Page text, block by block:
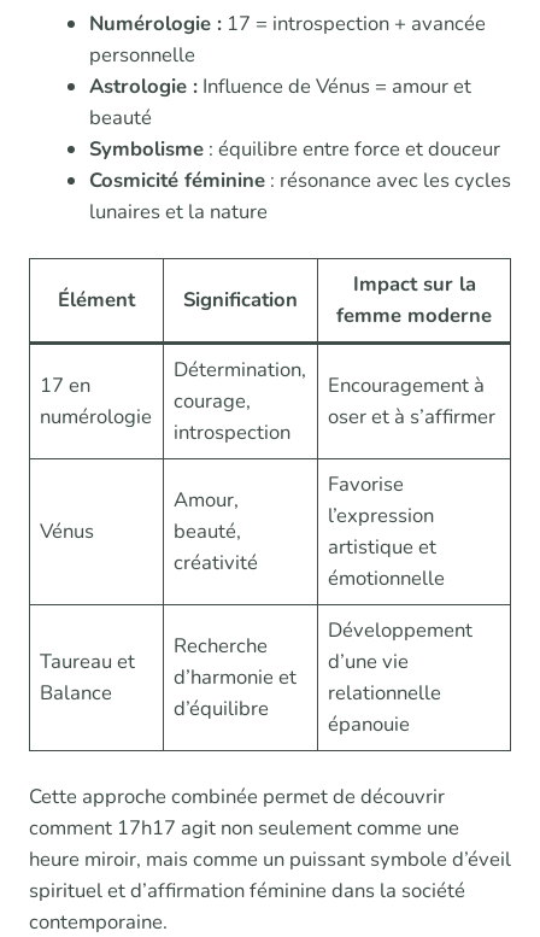
Numérologie :17 = introspection + avancée
personnelle
Astrologie :Influence de Vénus = amour et
beauté
Symbolisme: équilibre entre force et douceur
Cosmicité féminine: résonance avec les cycles
lunaires et la nature
Élément Signification
Impact sur la
femme moderne
17 en
numérologie
Détermination,
courage,
introspection
Encouragement à
oser et à s’affirmer
Vénus
Amour,
beauté,
créativité
Favorise
l’expression
artistique et
émotionnelle
Taureau et
Balance
Recherche
d’harmonie et
d’équilibre
Développement
d’une vie
relationnelle
épanouie
Cette approche combinée permet de découvrir
comment 17h17 agit non seulement comme une
heure miroir, mais comme un puissant symbole d’éveil
spirituel et d’affirmation féminine dans la société
contemporaine.